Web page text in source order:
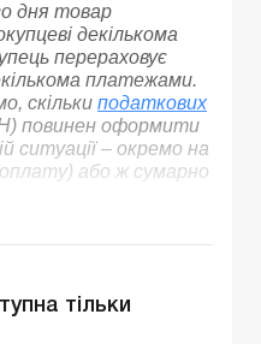
дня товар
декількома
перераховує
платежами.
скільки податкових
повинен оформити
ситуації – окремо на
або ж сумарно
тільки